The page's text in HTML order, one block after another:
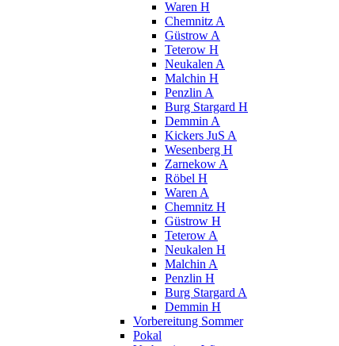
Waren H
Chemnitz A
Güstrow A
Teterow H
Neukalen A
Malchin H
Penzlin A
Burg Stargard H
Demmin A
Kickers JuS A
Wesenberg H
Zarnekow A
Röbel H
Waren A
Chemnitz H
Güstrow H
Teterow A
Neukalen H
Malchin A
Penzlin H
Burg Stargard A
Demmin H
Vorbereitung Sommer
Pokal